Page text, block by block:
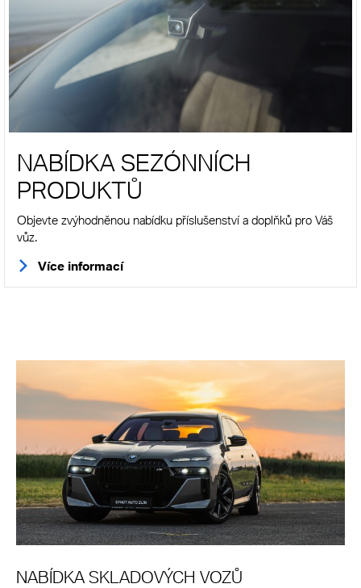
NABÍDKA SEZÓNNÍCH
PRODUKTŮ
Objevte zvýhodněnou nabídku příslušenství a doplňků pro Váš
vůz.
Více informací
NABÍDKA SKLADOVÝCH VOZŮ